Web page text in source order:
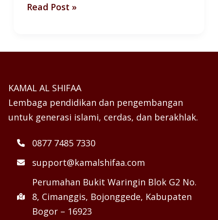
Read Post »
KAMAL AL SHIFAA
Lembaga pendidikan dan pengembangan
untuk generasi islami, cerdas, dan berakhlak.
0877 7485 7330
support@kamalshifaa.com
Perumahan Bukit Waringin Blok G2 No.
8, Cimanggis, Bojonggede, Kabupaten
Bogor – 16923